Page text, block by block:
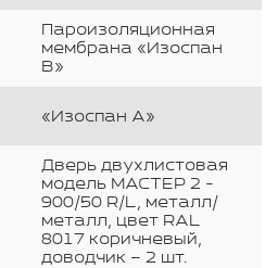
Пароизоляционная
мембрана «Изоспан
В»
«Изоспан А»
Дверь двухлистовая
модель МАСТЕР 2 -
900/50 R/L, металл/
металл, цвет RAL
8017 коричневый,
доводчик – 2 шт.